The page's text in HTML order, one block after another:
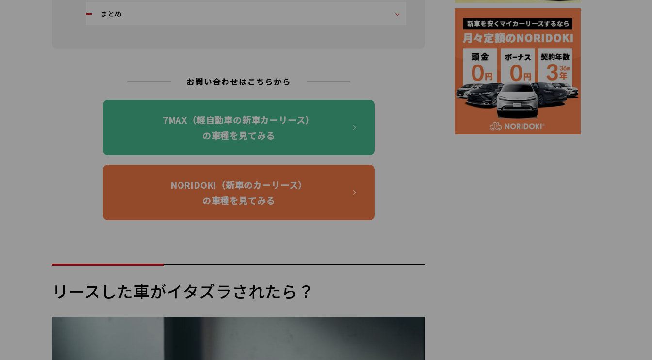
まとめ
お問い合わせはこちらから
7MAX（軽自動車の新車カーリース）
の車種を見てみる
NORIDOKI（新車のカーリース）
の車種を見てみる
リースした車がイタズラされたら？